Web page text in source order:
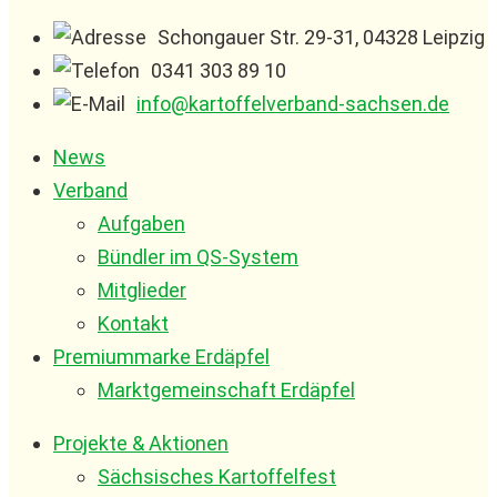
Schongauer Str. 29-31, 04328 Leipzig
0341 303 89 10
info@kartoffelverband-sachsen.de
News
Verband
Aufgaben
Bündler im QS-System
Mitglieder
Kontakt
Premiummarke Erdäpfel
Marktgemeinschaft Erdäpfel
Projekte & Aktionen
Sächsisches Kartoffelfest